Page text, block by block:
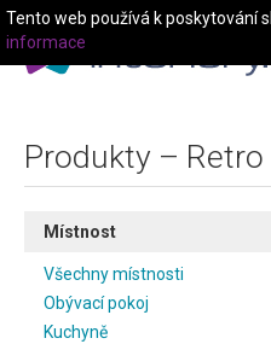
Produkty –
Místnost
Všechny místnosti
Obývací pokoj
Kuchyně
Tento web používá k poskytování
informace